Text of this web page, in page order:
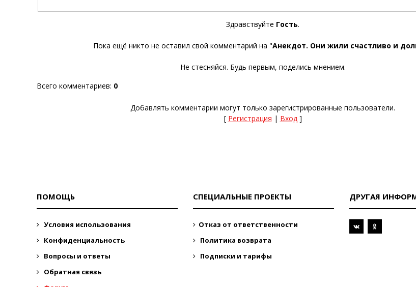
Здравствуйте Гость.
Пока ещё никто не оставил свой комментарий на "Анекдот. Они жили счастливо и
Не стесняйся. Будь первым, поделись мнением.
Всего комментариев: 0
Добавлять комментарии могут только зарегистрированные пользователи.
[ Регистрация | Вход]
ПОМОЩЬ
Условия использования
Конфиденциальность
Вопросы и ответы
Обратная связь
СПЕЦИАЛЬНЫЕ ПРОЕКТЫ
Отказ от ответственности
Политика возврата
Подписки и тарифы
ДРУГАЯ